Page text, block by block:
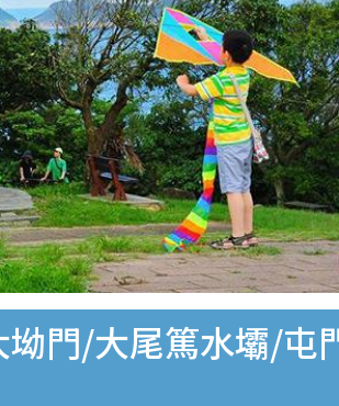
門/大尾篤水壩/屯